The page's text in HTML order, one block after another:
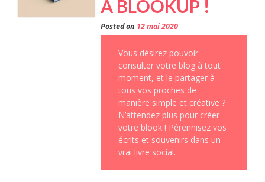
À BLOOKUP !
Posted on 12 mai 2020
Vous désirez pouvoir
consulter votre blog à tout
moment, et le partager à
tous vos proches de
manière simple et créative ?
N’attendez plus pour créer
votre blook ! Pérennisez vos
écrits et souvenirs dans un
vrai livre social.